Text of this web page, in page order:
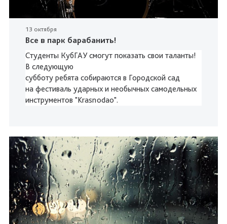
13 октября
Все в парк барабанить!
Студенты КубГАУ смогут показать свои таланты!
В следующую
субботу ребята собираются в Городской сад
на фестиваль ударных и необычных самодельных
инструментов "Krasnodao".